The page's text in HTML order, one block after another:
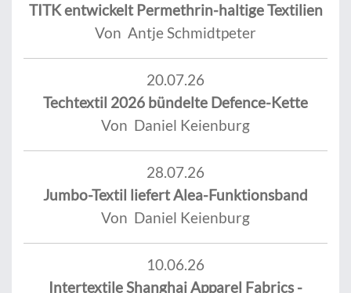
TITK entwickelt Permethrin-haltige Textilien
Von Antje Schmidtpeter
20.07.26
Techtextil 2026 bündelte Defence-Kette
Von Daniel Keienburg
28.07.26
Jumbo-Textil liefert Alea-Funktionsband
Von Daniel Keienburg
10.06.26
Intertextile Shanghai Apparel Fabrics -